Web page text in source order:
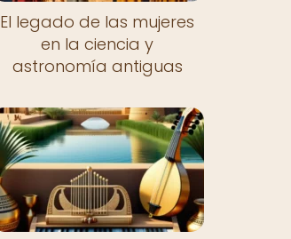
El legado de las mujeres
en la ciencia y
astronomía antiguas